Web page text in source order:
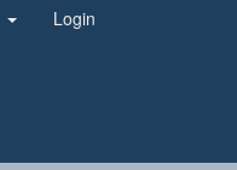
Login